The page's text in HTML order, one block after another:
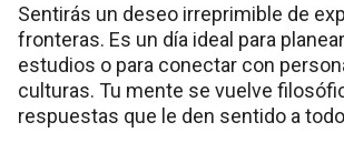
Sentirás un deseo irreprimible de
fronteras. Es un día ideal para
estudios o para conectar con
culturas. Tu mente se vuelve
respuestas que le den sentido a